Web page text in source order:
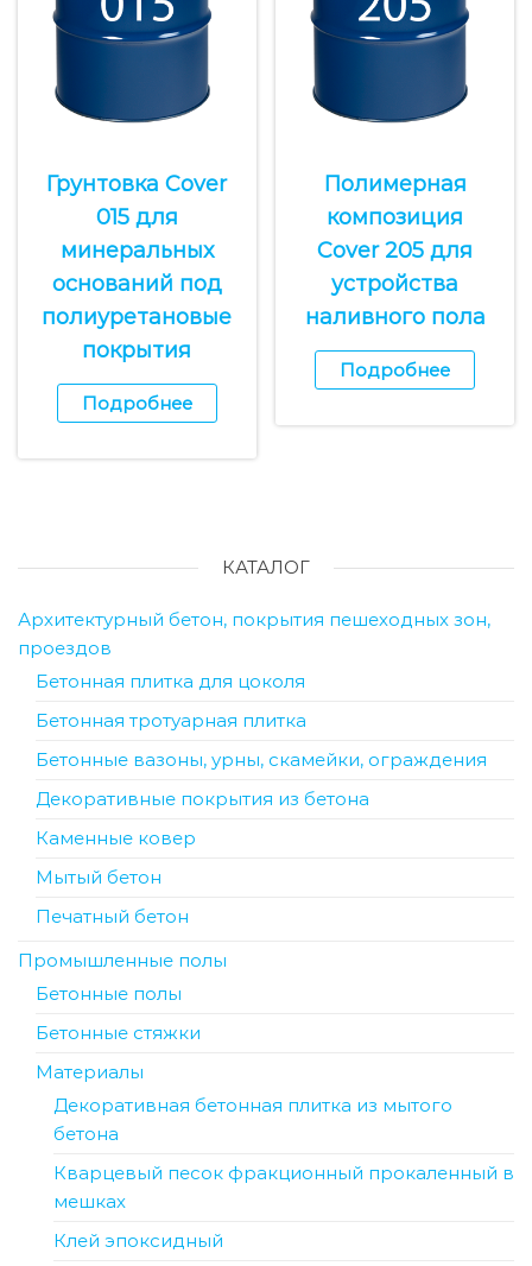
Грунтовка Cover
015 для
минеральных
оснований под
полиуретановые
покрытия
Подробнее
Полимерная
композиция
Cover 205 для
устройства
наливного пола
Подробнее
КАТАЛОГ
Архитектурный бетон, покрытия пешеходных зон,
проездов
Бетонная плитка для цоколя
Бетонная тротуарная плитка
Бетонные вазоны, урны, скамейки, ограждения
Декоративные покрытия из бетона
Каменные ковер
Мытый бетон
Печатный бетон
Промышленные полы
Бетонные полы
Бетонные стяжки
Материалы
Декоративная бетонная плитка из мытого
бетона
Кварцевый песок фракционный прокаленный в
мешках
Клей эпоксидный